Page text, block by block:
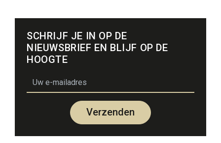
SCHRIJF JE IN OP DE
NIEUWSBRIEF EN BLIJF OP DE
HOOGTE
Verzenden